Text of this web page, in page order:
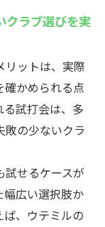
クラブ選びを実
リットは、実際
確かめられる点
試打会は、多
の少ないクラ
せるケースが
幅広い選択肢か
、ウテミルの